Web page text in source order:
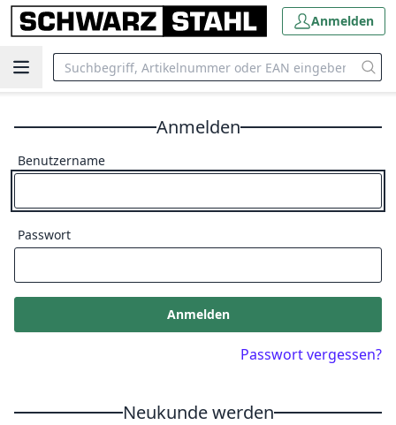
Anmelden
Anmelden
Benutzername
Passwort
Anmelden
Passwort vergessen?
Neukunde werden